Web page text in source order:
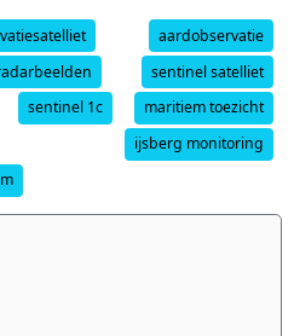
aardobservatie
sentinel satelliet
sentinel 1c
maritiem toezicht
ijsberg monitoring